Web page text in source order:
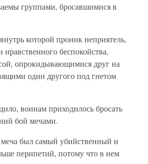
группами, бросавшимися в
которой проник неприятель,
нравственного беспокойства,
опрокидывающимися друг на
один другого под гнетом
воинам приходилось бросать
бой мечами.
был самый убийственный и
перипетий, потому что в нем